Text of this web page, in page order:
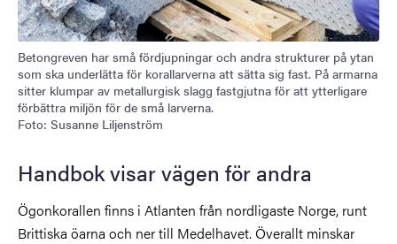
Betongreven har små fördjupningar och andra strukturer på ytan
som ska underlätta för korallarverna att sätta sig fast. På armarna
sitter klumpar av metallurgisk slagg fastgjutna för att ytterligare
förbättra miljön för de små larverna.
Foto: Susanne Liljenström
Handbok visar vägen för andra
Ögonkorallen finns i Atlanten från nordligaste Norge, runt
Brittiska öarna och ner till Medelhavet. Överallt minskar